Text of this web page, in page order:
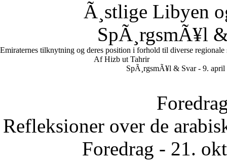
Ã¸stlige Libyen
SpÃ¸rgsmÃ¥l
Emiraternes tilknytning og deres position i forhold til diverse regionale
Af Hizb ut Tahrir
SpÃ¸rgsmÃ¥l & Svar - 9. april
Refleksioner over de
Foredrag - 21.